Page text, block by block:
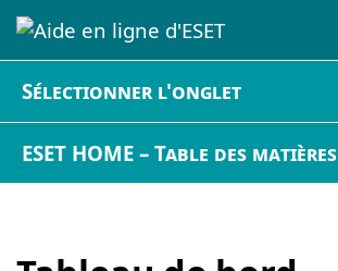
Sélectionner l'onglet
ESET HOME – Table des matières